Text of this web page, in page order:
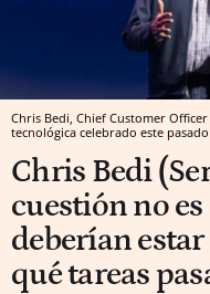
Chris Bedi, Chief Customer
tecnológica celebrado este
Chris Bedi
cuestión no
deberían
qué tareas